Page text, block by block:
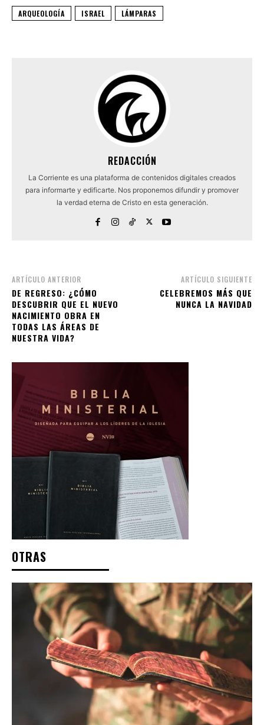
ARQUEOLOGÍA ISRAEL LÁMPARAS
REDACCIÓN
La Corriente es una plataforma de contenidos digitales creados
para informarte y edificarte. Nos proponemos difundir y promover
la verdad eterna de Cristo en esta generación.
ARTÍCULO ANTERIOR
DE REGRESO: ¿CÓMO
DESCUBRIR QUE EL NUEVO
NACIMIENTO OBRA EN
TODAS LAS ÁREAS DE
NUESTRA VIDA?
ARTÍCULO SIGUIENTE
CELEBREMOS MÁS QUE
NUNCA LA NAVIDAD
OTRAS